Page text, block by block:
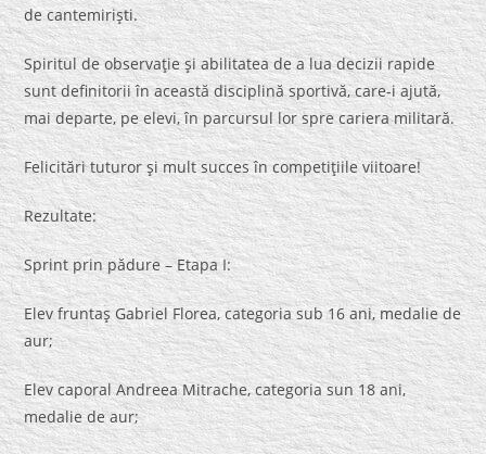
de cantemirişti.
Spiritul de observaţie şi abilitatea de a lua decizii rapide
sunt definitorii în această disciplină sportivă, care-i ajută,
mai departe, pe elevi, în parcursul lor spre cariera militară.
Felicitări tuturor şi mult succes în competiţiile viitoare!
Rezultate:
Sprint prin pădure – Etapa I:
Elev fruntaş Gabriel Florea, categoria sub 16 ani, medalie de
aur;
Elev caporal Andreea Mitrache, categoria sun 18 ani,
medalie de aur;